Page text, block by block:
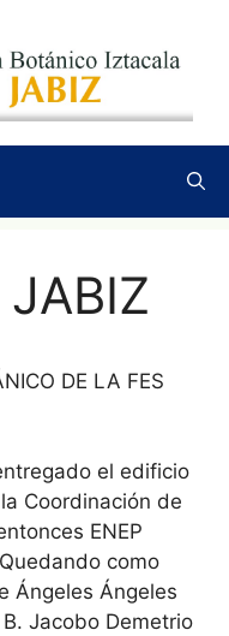
DE LA FES
el edificio
Coordinación de
ENEP
como
Ángeles Ángeles
Jacobo Demetrio